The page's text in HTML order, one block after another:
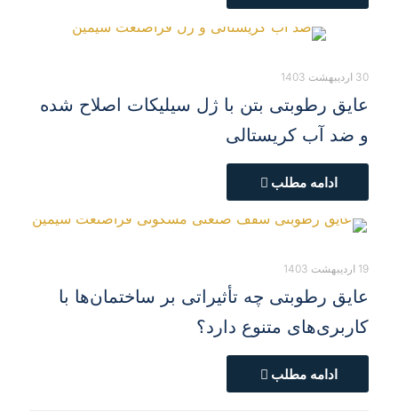
30 اردیبهشت 1403
عایق رطوبتی بتن با ژل سیلیکات اصلاح شده
و ضد آب کریستالی
ادامه مطلب
19 اردیبهشت 1403
عایق رطوبتی چه تأثیراتی بر ساختمان‌ها با
کاربری‌های متنوع دارد؟
ادامه مطلب